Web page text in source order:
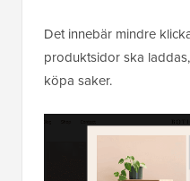
Det innebär mindre
produktsidor ska
köpa saker.